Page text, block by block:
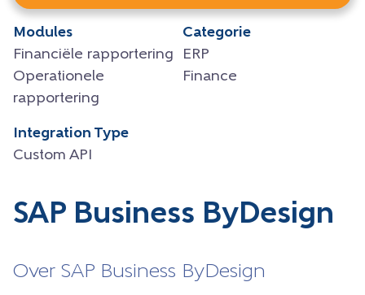
Modules
Financiële rapportering
Operationele
rapportering
Categorie
ERP
Finance
Integration Type
Custom API
SAP Business ByDesign
Over SAP Business ByDesign